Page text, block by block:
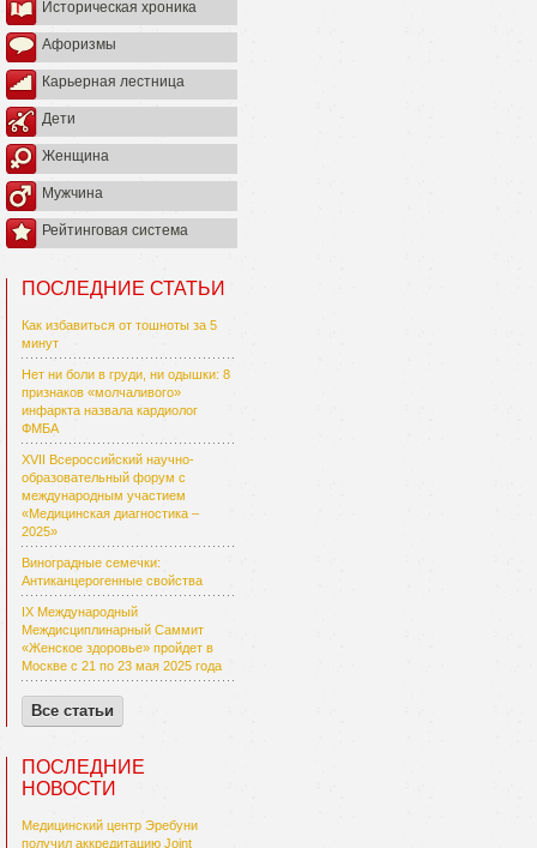
Историческая хроника
Афоризмы
Карьерная лестница
Дети
Женщина
Мужчина
Рейтинговая система
ПОСЛЕДНИЕ СТАТЬИ
Как избавиться от тошноты за 5
минут
Нет ни боли в груди, ни одышки: 8
признаков «молчаливого»
инфаркта назвала кардиолог
ФМБА
XVII Всероссийский научно-
образовательный форум с
международным участием
«Медицинская диагностика –
2025»
Виноградные семечки:
Антиканцерогенные свойства
IX Международный
Междисциплинарный Саммит
«Женское здоровье» пройдет в
Москве с 21 по 23 мая 2025 года
Все статьи
ПОСЛЕДНИЕ
НОВОСТИ
Медицинский центр Эребуни
получил аккредитацию Joint